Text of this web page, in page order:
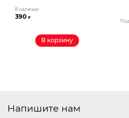
В наличии
390₽
В корзину
Напишите нам